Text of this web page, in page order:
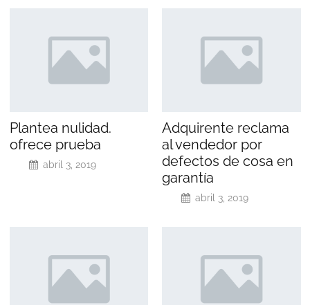
Plantea nulidad.
ofrece prueba
abril 3, 2019
Adquirente reclama
al vendedor por
defectos de cosa en
garantía
abril 3, 2019